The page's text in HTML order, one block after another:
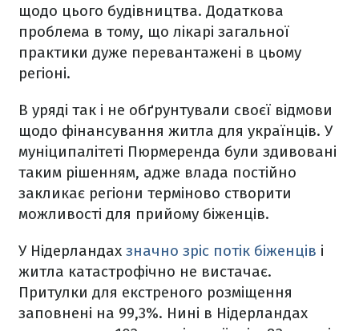
щодо цього будівництва. Додаткова
проблема в тому, що лікарі загальної
практики дуже перевантажені в цьому
регіоні.
В уряді так і не обґрунтували своєї відмови
щодо фінансування житла для українців. У
муніципалітеті Пюрмеренда були здивовані
таким рішенням, адже влада постійно
закликає регіони терміново створити
можливості для прийому біженців.
У Нідерландах значно зріс потік біженців і
житла катастрофічно не вистачає.
Притулки для екстреного розміщення
заповнені на 99,3%. Нині в Нідерландах